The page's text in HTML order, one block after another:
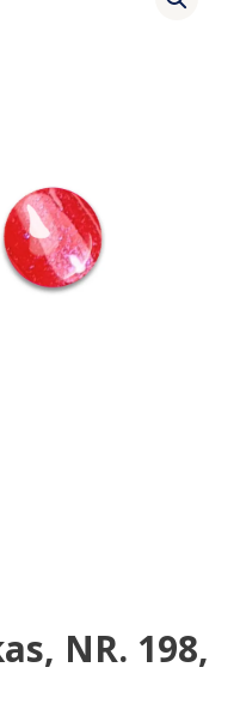
NR. 198,